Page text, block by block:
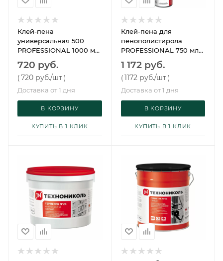
Клей-пена
универсальная 500
PROFESSIONAL 1000 мл
(12 шт/упак)
Технониколь
720 руб.
(720 руб./шт)
Доставка от 1 дня
В КОРЗИНУ
КУПИТЬ В 1 КЛИК
Клей-пена для
пенополистирола
PROFESSIONAL 750 мл
(12 шт/упак)
Технониколь
1 172 руб.
(1172 руб./шт )
Доставка от 1 дня
В КОРЗИНУ
КУПИТЬ В 1 КЛИК